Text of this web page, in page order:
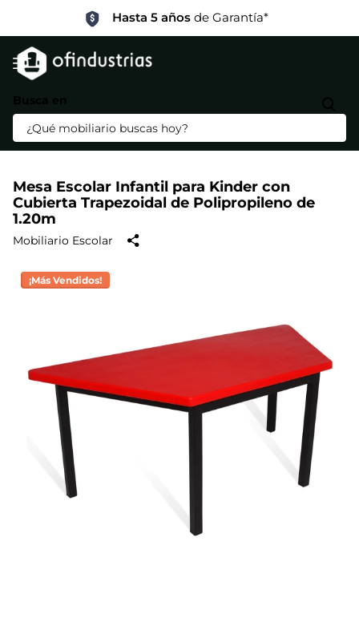
Precios Especialespor Mayoreo
¡Más Vendidos!
+5,000
Mesa Escolar Infantil para Kinder con
Cubierta Trapezoidal de Polipropileno de
1.20m
Mobiliario Escolar
¡Más Vendidos!